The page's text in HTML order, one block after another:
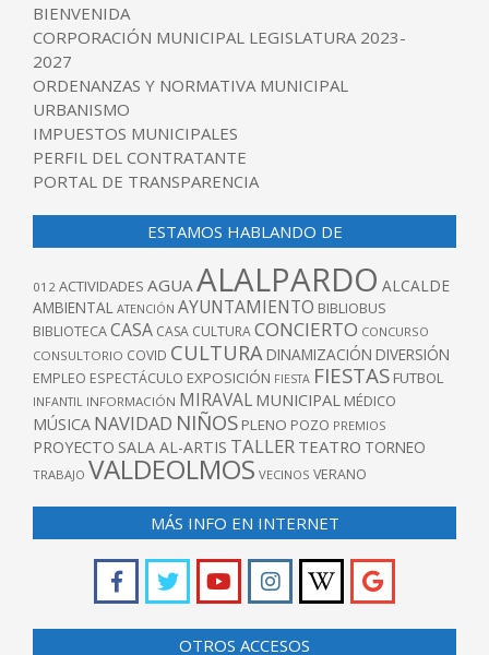
BIENVENIDA
CORPORACIÓN MUNICIPAL LEGISLATURA 2023-
2027
ORDENANZAS Y NORMATIVA MUNICIPAL
URBANISMO
IMPUESTOS MUNICIPALES
PERFIL DEL CONTRATANTE
PORTAL DE TRANSPARENCIA
ESTAMOS HABLANDO DE
012 ACTIVIDADES AGUA ALALPARDO ALCALDE
AMBIENTAL ATENCIÓN AYUNTAMIENTO BIBLIOBUS
BIBLIOTECACASA CASA CULTURACONCIERTO CONCURSO
CONSULTORIO COVID CULTURA DINAMIZACIÓN DIVERSIÓN
EMPLEO ESPECTÁCULO EXPOSICIÓN FIESTA FIESTAS FUTBOL
INFANTIL INFORMACIÓN MIRAVAL MUNICIPAL MÉDICO
MÚSICA NAVIDAD NIÑOS PLENO POZO PREMIOS
PROYECTO SALA AL-ARTIS TALLER TEATRO TORNEO
TRABAJO VALDEOLMOS VECINOS VERANO
MÁS INFO EN INTERNET
OTROS ACCESOS